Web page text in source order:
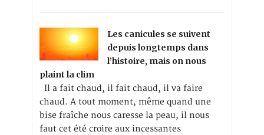
Les canicules se suivent
depuis longtemps dans
l’histoire, mais on nous
plaint la clim
Il a fait chaud, il fait chaud, il va faire
chaud. A tout moment, même quand une
bise fraîche nous caresse la peau, il nous
faut cet été croire aux incessantes